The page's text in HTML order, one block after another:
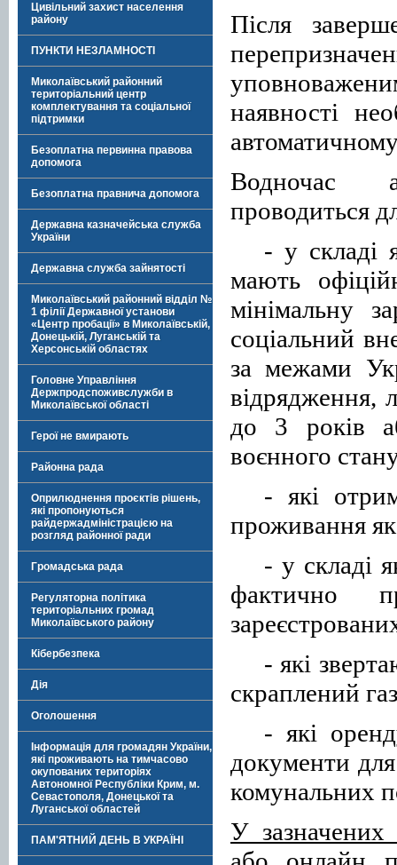
Цивільний захист населення
району
ПУНКТИ НЕЗЛАМНОСТІ
Миколаївський районний
територіальний центр
комплектування та соціальної
підтримки
Безоплатна первинна правова
допомога
Безоплатна правнича допомога
Державна казначейська служба
України
Державна служба зайнятості
Миколаївський районний відділ №
1 філії Державної установи
«Центр пробації» в Миколаївській,
Донецькій, Луганській та
Херсонській областях
Головне Управління
Держпродспоживслужби в
Миколаївської області
Герої не вмирають
Районна рада
Оприлюднення проєктів рішень,
які пропонуються
райдержадміністрацією на
розгляд районної ради
Громадська рада
Регуляторна політика
територіальних громад
Миколаївського району
Кібербезпека
Дія
Оголошення
Інформація для громадян України,
які проживають на тимчасово
окупованих територіях
Автономної Республіки Крим, м.
Севастополя, Донецької та
Луганської областей
ПАМ'ЯТНИЙ ДЕНЬ В УКРАЇНІ
Після
наявності
Водночас
проводиться
- у складі
мають
мінімальну
соціальний
за межами
відрядження,
до 3 років
воєнного
- які
проживання
- у складі
фактично
- які
скраплений газ
- які
документи
комунальних
У